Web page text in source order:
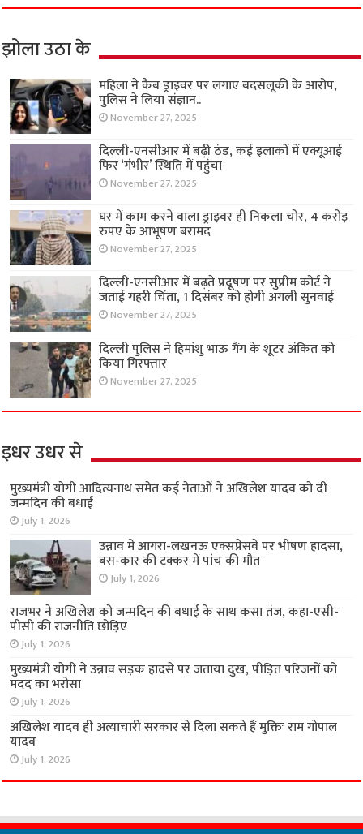
झोला उठा के
महिला ने कैब ड्राइवर पर लगाए बदसलूकी के आरोप,
पुलिस ने लिया संज्ञान..
November 27, 2025
दिल्ली-एनसीआर में बढ़ी ठंड, कई इलाकों में एक्यूआई
फिर ‘गंभीर’ स्थिति में पहुंचा
November 27, 2025
घर में काम करने वाला ड्राइवर ही निकला चोर, 4 करोड़
रुपए के आभूषण बरामद
November 27, 2025
दिल्ली-एनसीआर में बढ़ते प्रदूषण पर सुप्रीम कोर्ट ने
जताई गहरी चिंता, 1 दिसंबर को होगी अगली सुनवाई
November 27, 2025
दिल्ली पुलिस ने हिमांशु भाऊ गैंग के शूटर अंकित को
किया गिरफ्तार
November 27, 2025
इधर उधर से
मुख्यमंत्री योगी आदित्यनाथ समेत कई नेताओं ने अखिलेश यादव को दी
जन्मदिन की बधाई
July 1, 2026
उन्नाव में आगरा-लखनऊ एक्सप्रेसवे पर भीषण हादसा,
बस-कार की टक्कर में पांच की मौत
July 1, 2026
राजभर ने अखिलेश को जन्मदिन की बधाई के साथ कसा तंज, कहा-एसी-
पीसी की राजनीति छोड़िए
July 1, 2026
मुख्यमंत्री योगी ने उन्नाव सड़क हादसे पर जताया दुख, पीड़ित परिजनों को
मदद का भरोसा
July 1, 2026
अखिलेश यादव ही अत्याचारी सरकार से दिला सकते हैं मुक्तिः राम गोपाल
यादव
July 1, 2026